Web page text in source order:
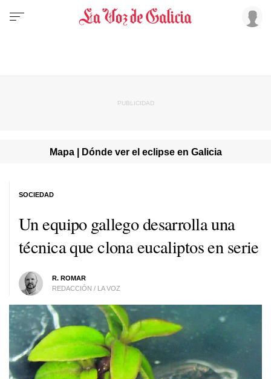
Mapa | Dónde ver el eclipse en Galicia
Un equipo gallego desarrolla una
técnica que clona eucaliptos en serie
R. ROMAR
REDACCIÓN / LA VOZ
SOCIEDAD